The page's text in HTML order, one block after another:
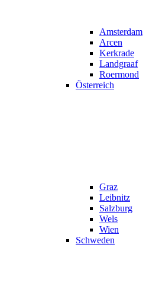
Amsterdam
Arcen
Kerkrade
Landgraaf
Roermond
Österreich
Graz
Leibnitz
Salzburg
Wels
Wien
Schweden